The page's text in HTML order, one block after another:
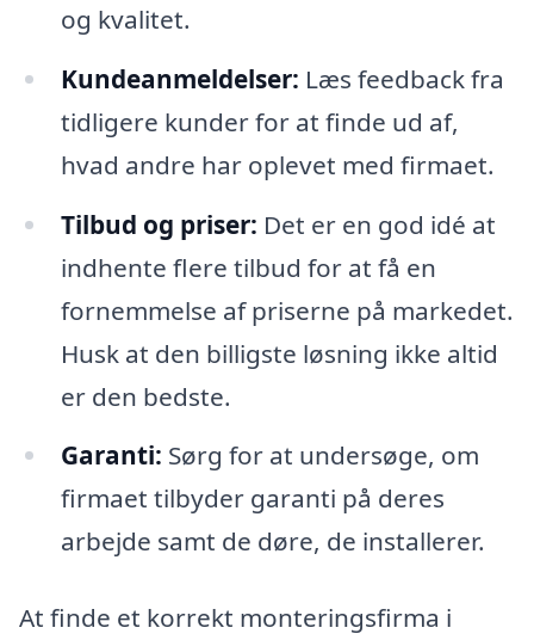
og kvalitet.
Kundeanmeldelser: Læs feedback fra
tidligere kunder for at finde ud af,
hvad andre har oplevet med firmaet.
Tilbud og priser: Det er en god idé at
indhente flere tilbud for at få en
fornemmelse af priserne på markedet.
Husk at den billigste løsning ikke altid
er den bedste.
Garanti: Sørg for at undersøge, om
firmaet tilbyder garanti på deres
arbejde samt de døre, de installerer.
At finde et korrekt monteringsfirma i